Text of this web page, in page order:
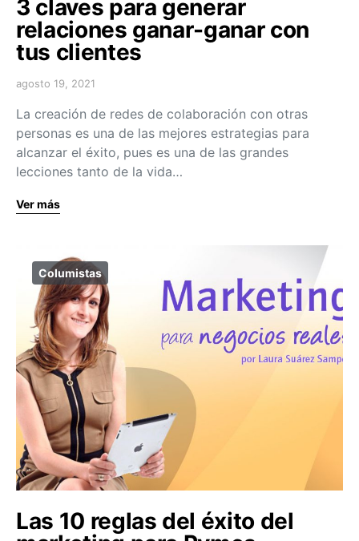
3 claves para generar
relaciones ganar-ganar con
tus clientes
agosto 19, 2021
La creación de redes de colaboración con otras
personas es una de las mejores estrategias para
alcanzar el éxito, pues es una de las grandes
lecciones tanto de la vida…
Ver más
Columistas
Las 10 reglas del éxito del